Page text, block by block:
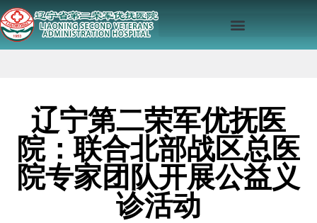
辽宁第二荣军优抚医
院：联合北部战区总医
院专家团队开展公益义
诊活动